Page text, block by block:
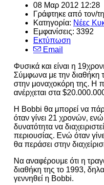
08 Μαρ 2012 12:28
Γράφτηκε από τον/
Κατηγορία: Νέες
Εμφανίσεις: 3392
Εκτύπωση
Email
Φυσικά και είναι η
Σύμφωνα με την διαθήκη
στην μοναχοκόρη της. Η
ανέρχεται στα
Η Bobbi θα μπορεί να
όταν γίνει 21 χρονών,
δυνατότητα να
περιουσίας. Ενώ όταν
θα περάσει στην
Να αναφέρουμε ότι η
διαθήκη της το 1993,
γεννηθεί η Bobbi.